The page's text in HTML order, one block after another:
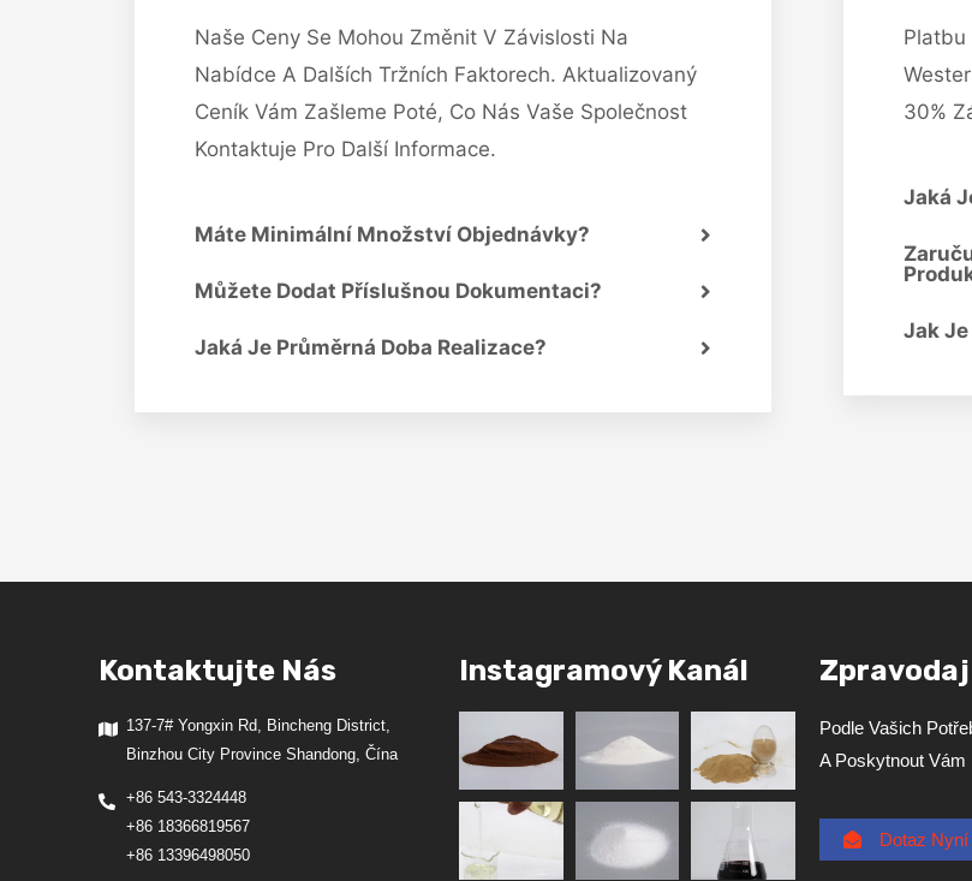
Naše Ceny Se Mohou Změnit V Závislosti Na
Nabídce A Dalších Tržních Faktorech. Aktualizovaný
Ceník Vám Zašleme Poté, Co Nás Vaše Společnost
Kontaktuje Pro Další Informace.
Máte Minimální Množství Objednávky?
Můžete Dodat Příslušnou Dokumentaci?
Jaká Je Průměrná Doba Realizace?
Platbu
30%
Jaká
Jak Je
Kontaktujte Nás
137-7# Yongxin Rd, Bincheng District,
Binzhou City Province Shandong, Čína
+86 543-3324448
+86 18366819567
+86 13396498050
Instagramový Kanál Zpravodaj
Podle Vašich
A Poskytnout Vám
Dotaz Nyní